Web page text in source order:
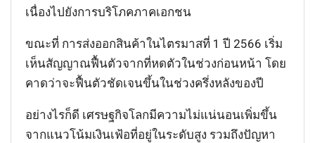
เนื่องไปยังการบริโภคภาคเอกชน
ขณะที่ การส่งออกสินค้าในไตรมาสที่ 1 ปี 2566 เริ่ม
เห็นสัญญาณฟื้นตัวจากที่หดตัวในช่วงก่อนหน้า โดย
คาดว่าจะฟื้นตัวชัดเจนขึ้นในช่วงครึ่งหลังของปี
อย่างไรก็ดี เศรษฐกิจโลกมีความไม่แน่นอนเพิ่มขึ้น
จากแนวโน้มเงินเฟ้อที่อยู่ในระดับสูง รวมถึงปัญหา